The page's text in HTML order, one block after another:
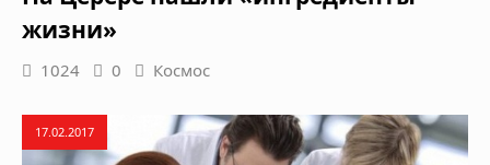
жизни»
1024 0 Космос
17.02.2017